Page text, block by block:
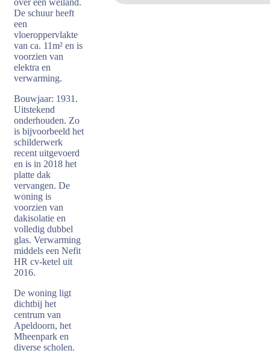
over een weiland.
De schuur heeft
een
vloeroppervlakte
van ca. 11m² en is
voorzien van
elektra en
verwarming.
Bouwjaar: 1931.
Uitstekend
onderhouden. Zo
is bijvoorbeeld het
schilderwerk
recent uitgevoerd
en is in 2018 het
platte dak
vervangen. De
woning is
voorzien van
dakisolatie en
volledig dubbel
glas. Verwarming
middels een Nefit
HR cv-ketel uit
2016.
De woning ligt
dichtbij het
centrum van
Apeldoorn, het
Mheenpark en
diverse scholen.